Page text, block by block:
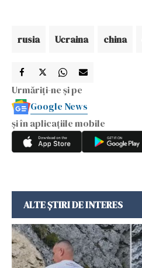
rusia Ucraina china
Urmăriți-ne și pe
Google News
și în aplicațiile mobile
ALTE ȘTIRI DE INTERES